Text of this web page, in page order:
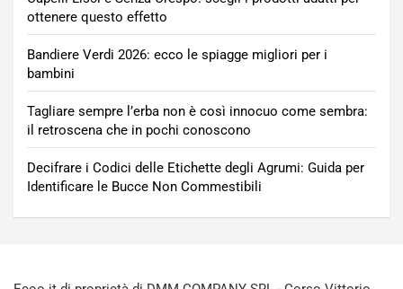
ottenere questo effetto
Bandiere Verdi 2026: ecco le spiagge migliori per i
bambini
Tagliare sempre l’erba non è così innocuo come sembra:
il retroscena che in pochi conoscono
Decifrare i Codici delle Etichette degli Agrumi: Guida per
Identificare le Bucce Non Commestibili